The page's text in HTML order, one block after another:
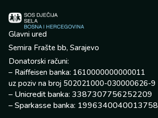
Glavni ured
Semira Frašte bb, Sarajevo
Donatorski računi:
– Raiffeisen banka: 1610000000000011
uz poziv na broj 502021000-030000626-9
– Unicredit banka: 3387307756252209
– Sparkasse banka: 1996340040013758